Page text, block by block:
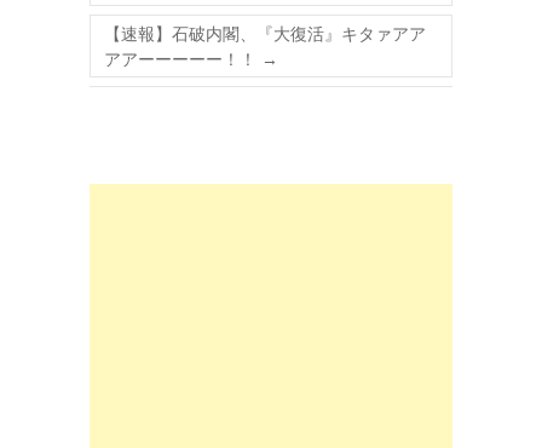
【速報】石破内閣、『大復活』キタァアア
アアーーーーー！！
→